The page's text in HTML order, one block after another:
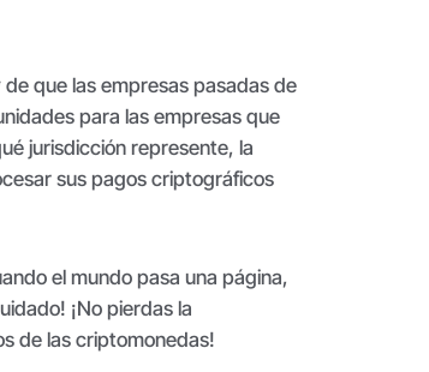
que las empresas pasadas de
para las empresas que
jurisdicción represente, la
sus pagos criptográficos
el mundo pasa una página,
¡No pierdas la
de las criptomonedas!